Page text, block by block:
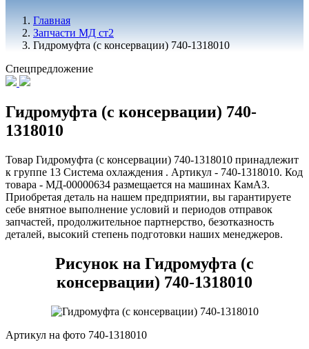
Главная
Запчасти МД ст2
Гидромуфта (с консервации) 740-1318010
Спецпредложение
Гидромуфта (с консервации) 740-
1318010
Товар Гидромуфта (с консервации) 740-1318010 принадлежит
к группе 13 Система охлаждения . Артикул - 740-1318010. Код
товара - МД-00000634 размещается на машинах КамАЗ.
Приобретая деталь на нашем предприятии, вы гарантируете
себе внятное выполнение условий и периодов отправок
запчастей, продолжительное партнерство, безотказность
деталей, высокий степень подготовки наших менеджеров.
Рисунок на Гидромуфта (с
консервации) 740-1318010
Артикул на фото 740-1318010